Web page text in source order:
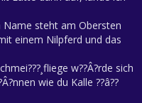
Name steht am Obersten
einem Nilpferd und das
w??Â?rde sich
wie du Kalle ??â??